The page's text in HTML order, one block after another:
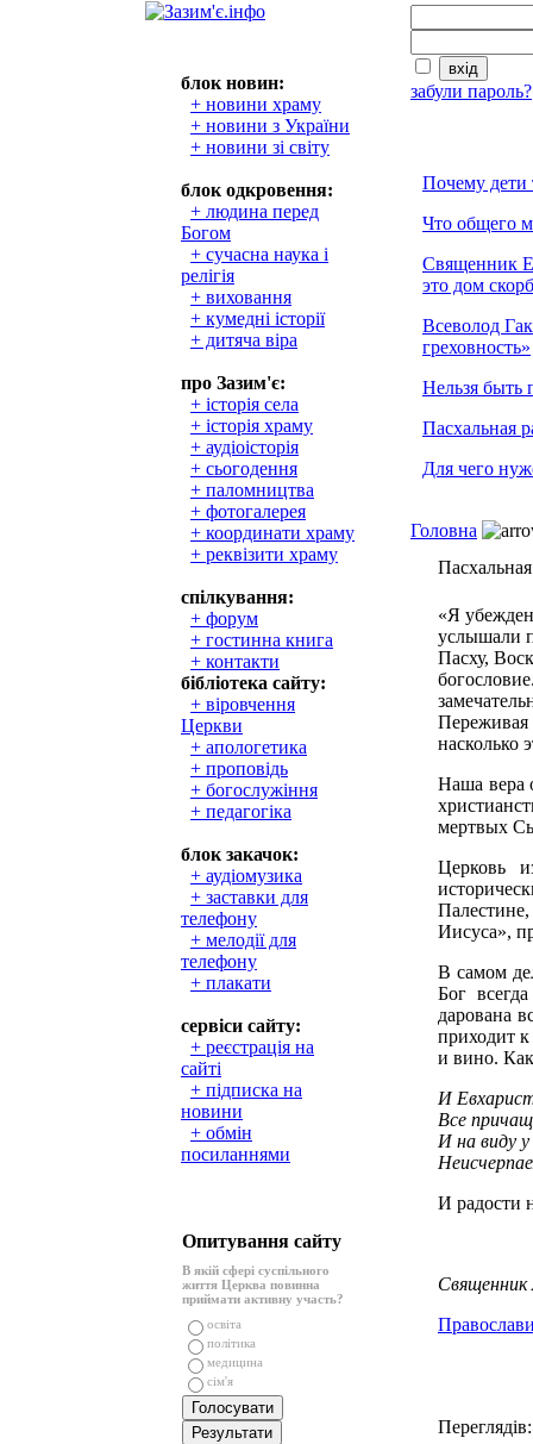
блок новин:
+ новини храму
+ новини з України
+ новини зі світу
блок одкровення:
+ людина перед
Богом
+ сучасна наука і
релігія
+ виховання
+ кумедні історії
+ дитяча віра
про Зазим'є:
+ історія села
+ історія храму
+ аудіоісторія
+ сьогодення
+ паломництва
+ фотогалерея
+ координати храму
+ реквізити храму
спілкування:
+ форум
+ гостинна книга
+ контакти
бібліотека сайту:
+ віровчення
Церкви
+ апологетика
+ проповідь
+ богослужіння
+ педагогіка
блок закачок:
+ аудіомузика
+ заставки для
телефону
+ мелодії для
телефону
+ плакати
сервіси сайту:
+ реєстрація на
сайті
+ підписка на
новини
+ обмін
посиланнями
Опитування сайту
В якій сфері суспільного
життя Церква повинна
приймати активну участь?
освіта
політика
медицина
сім'я
забули пароль?
Почему дети
Что общего
Священник
это дом
Всеволод
греховность»
Нельзя быть
Пасхальная
Для чего
Головна
«Я
услышали
Пасху,
Переживая
насколько
Наша вера
мертвых
Церковь
Иисуса»,
В самом
Бог
дарована
приходит
и вино.
И
Все
И на виду
И радости
Священник